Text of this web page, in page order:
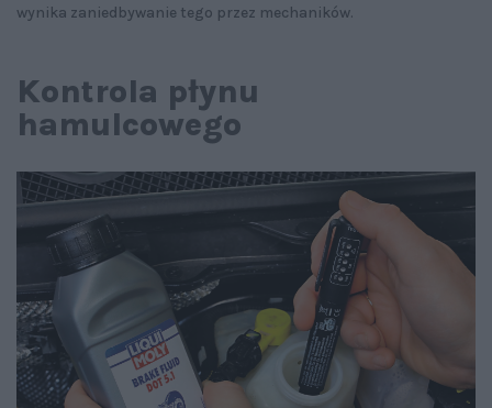
wynika zaniedbywanie tego przez mechaników.
Kontrola płynu
hamulcowego